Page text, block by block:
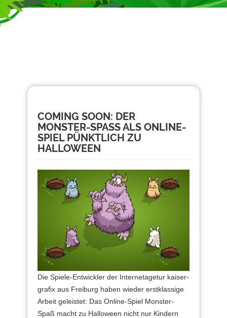
COMING SOON: DER
MONSTER-SPASS ALS ONLINE-S
PIEL PÜNKTLICH ZU H
ALLOWEEN
Die Spiele-Entwickler der Internetagetur kaiser-
grafix aus Freiburg haben wieder erstklassige
Arbeit geleistet: Das Online-Spiel Monster-
Spaß macht zu Halloween nicht nur Kindern